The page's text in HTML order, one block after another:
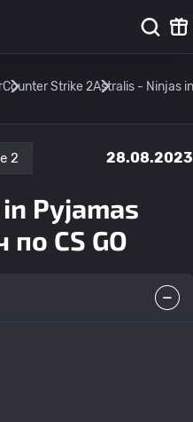
Counter Strike 2Astralis - Ninjas
2 28.08.2023
Pyjamas
CS GO